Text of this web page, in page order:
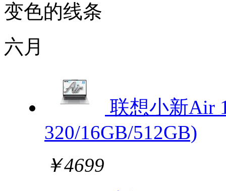
变色的线条
六月
联想小新Air
320/16GB/512GB)
￥4699